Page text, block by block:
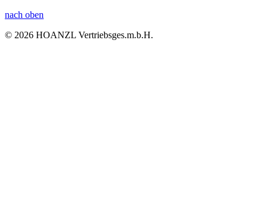
nach oben
© 2026 HOANZL Vertriebsges.m.b.H.